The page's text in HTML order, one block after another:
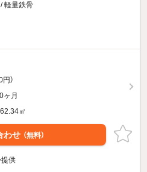
軽量鉄骨
）
ヶ月
㎡
わせ （無料）
供